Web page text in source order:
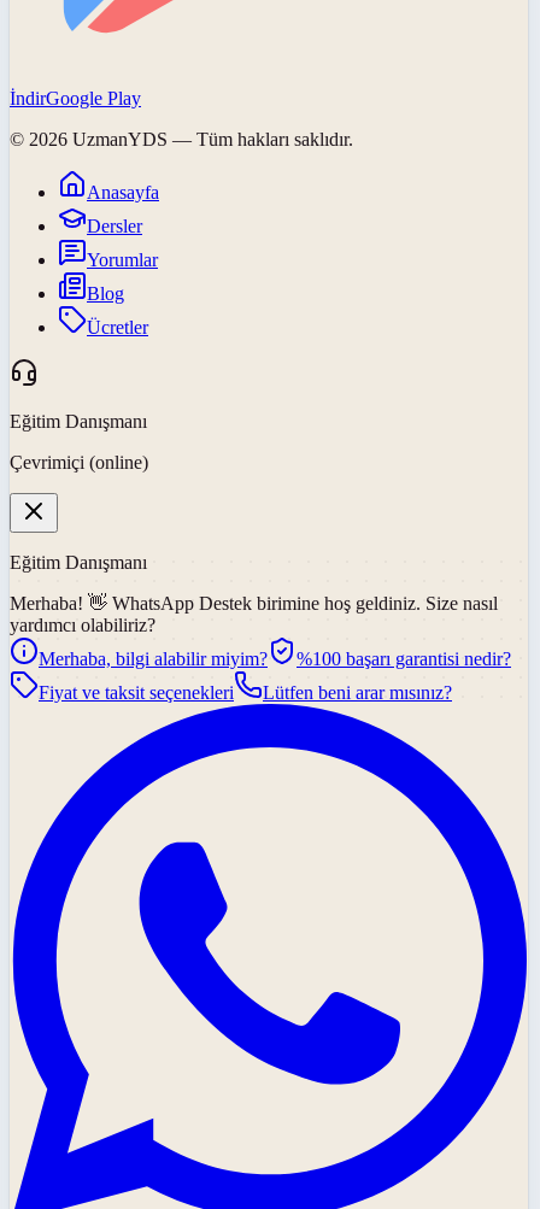
İndirGoogle Play
© 2026 UzmanYDS — Tüm hakları saklıdır.
Anasayfa
Dersler
Yorumlar
Blog
Ücretler
Eğitim Danışmanı
Çevrimiçi (online)
Eğitim Danışmanı
Merhaba! 👋 WhatsApp Destek birimine hoş geldiniz. Size nasıl
yardımcı olabiliriz?
Merhaba, bilgi alabilir miyim?
%100 başarı garantisi nedir?
Fiyat ve taksit seçenekleri
Lütfen beni arar mısınız?